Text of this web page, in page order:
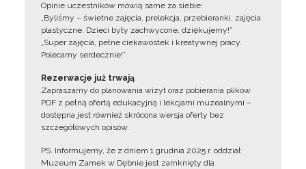
Opinie uczestników mówią same za siebie:
„Byliśmy – świetne zajęcia, prelekcja, przebieranki, zajęcia
plastyczne. Dzieci były zachwycone, dziękujemy!”
„Super zajęcia, pełne ciekawostek i kreatywnej pracy.
Polecamy serdecznie!”
Rezerwacje już trwają
Zapraszamy do planowania wizyt oraz pobierania plików
PDF z pełną ofertą edukacyjną i lekcjami muzealnymi –
dostępna jest również skrócona wersja oferty bez
szczegółowych opisów.
PS. Informujemy, że z dniem 1 grudnia 2025 r. oddział
Muzeum Zamek w Dębnie jest zamknięty dla